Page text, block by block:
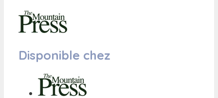
Disponible chez